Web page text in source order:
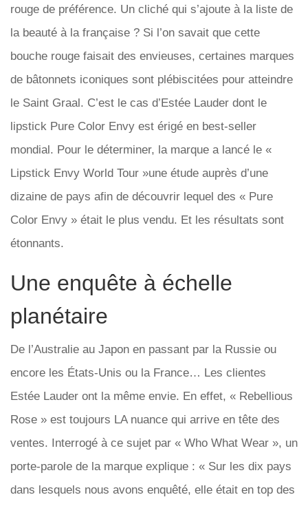
rouge de préférence. Un cliché qui s’ajoute à la liste de
la beauté à la française ? Si l’on savait que cette
bouche rouge faisait des envieuses, certaines marques
de bâtonnets iconiques sont plébiscitées pour atteindre
le Saint Graal. C’est le cas d’Estée Lauder dont le
lipstick Pure Color Envy est érigé en best-seller
mondial. Pour le déterminer, la marque a lancé le «
Lipstick Envy World Tour »une étude auprès d’une
dizaine de pays afin de découvrir lequel des « Pure
Color Envy » était le plus vendu. Et les résultats sont
étonnants.
Une enquête à échelle
planétaire
De l’Australie au Japon en passant par la Russie ou
encore les États-Unis ou la France… Les clientes
Estée Lauder ont la même envie. En effet, « Rebellious
Rose » est toujours LA nuance qui arrive en tête des
ventes. Interrogé à ce sujet par « Who What Wear », un
porte-parole de la marque explique : « Sur les dix pays
dans lesquels nous avons enquêté, elle était en top des